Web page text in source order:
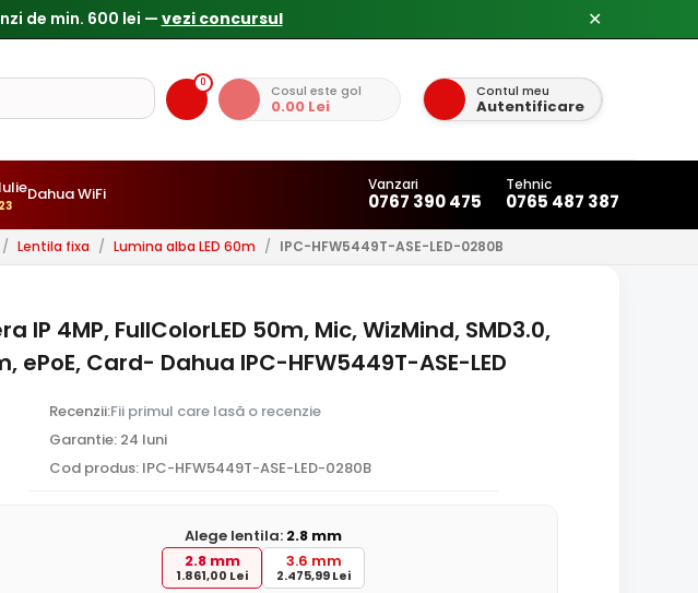
✕
0 Cosul este gol
0.00 Lei
Contul meu
Autentificare
Dahua WiFi Vanzari
0767 390 475
Tehnic
0765 487 387
/ Lentila fixa / Lumina alba LED 60m / IPC-HFW5449T-ASE-LED-0280B
IP 4MP, FullColorLED 50m, Mic, WizMind, SMD3.0,
ePoE, Card- Dahua IPC-HFW5449T-ASE-LED
Recenzii:Fii primul care lasă o recenzie
Garantie: 24 luni
Cod produs: IPC-HFW5449T-ASE-LED-0280B
Alege lentila: 2.8 mm
2.8 mm
1.861,00 Lei
3.6 mm
2.475,99 Lei